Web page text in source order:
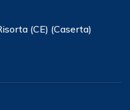
(CE) (Caserta)